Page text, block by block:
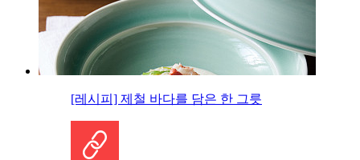
[레시피] 제철 바다를 담은 한 그릇